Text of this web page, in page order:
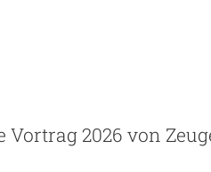
Vortrag 2026 von